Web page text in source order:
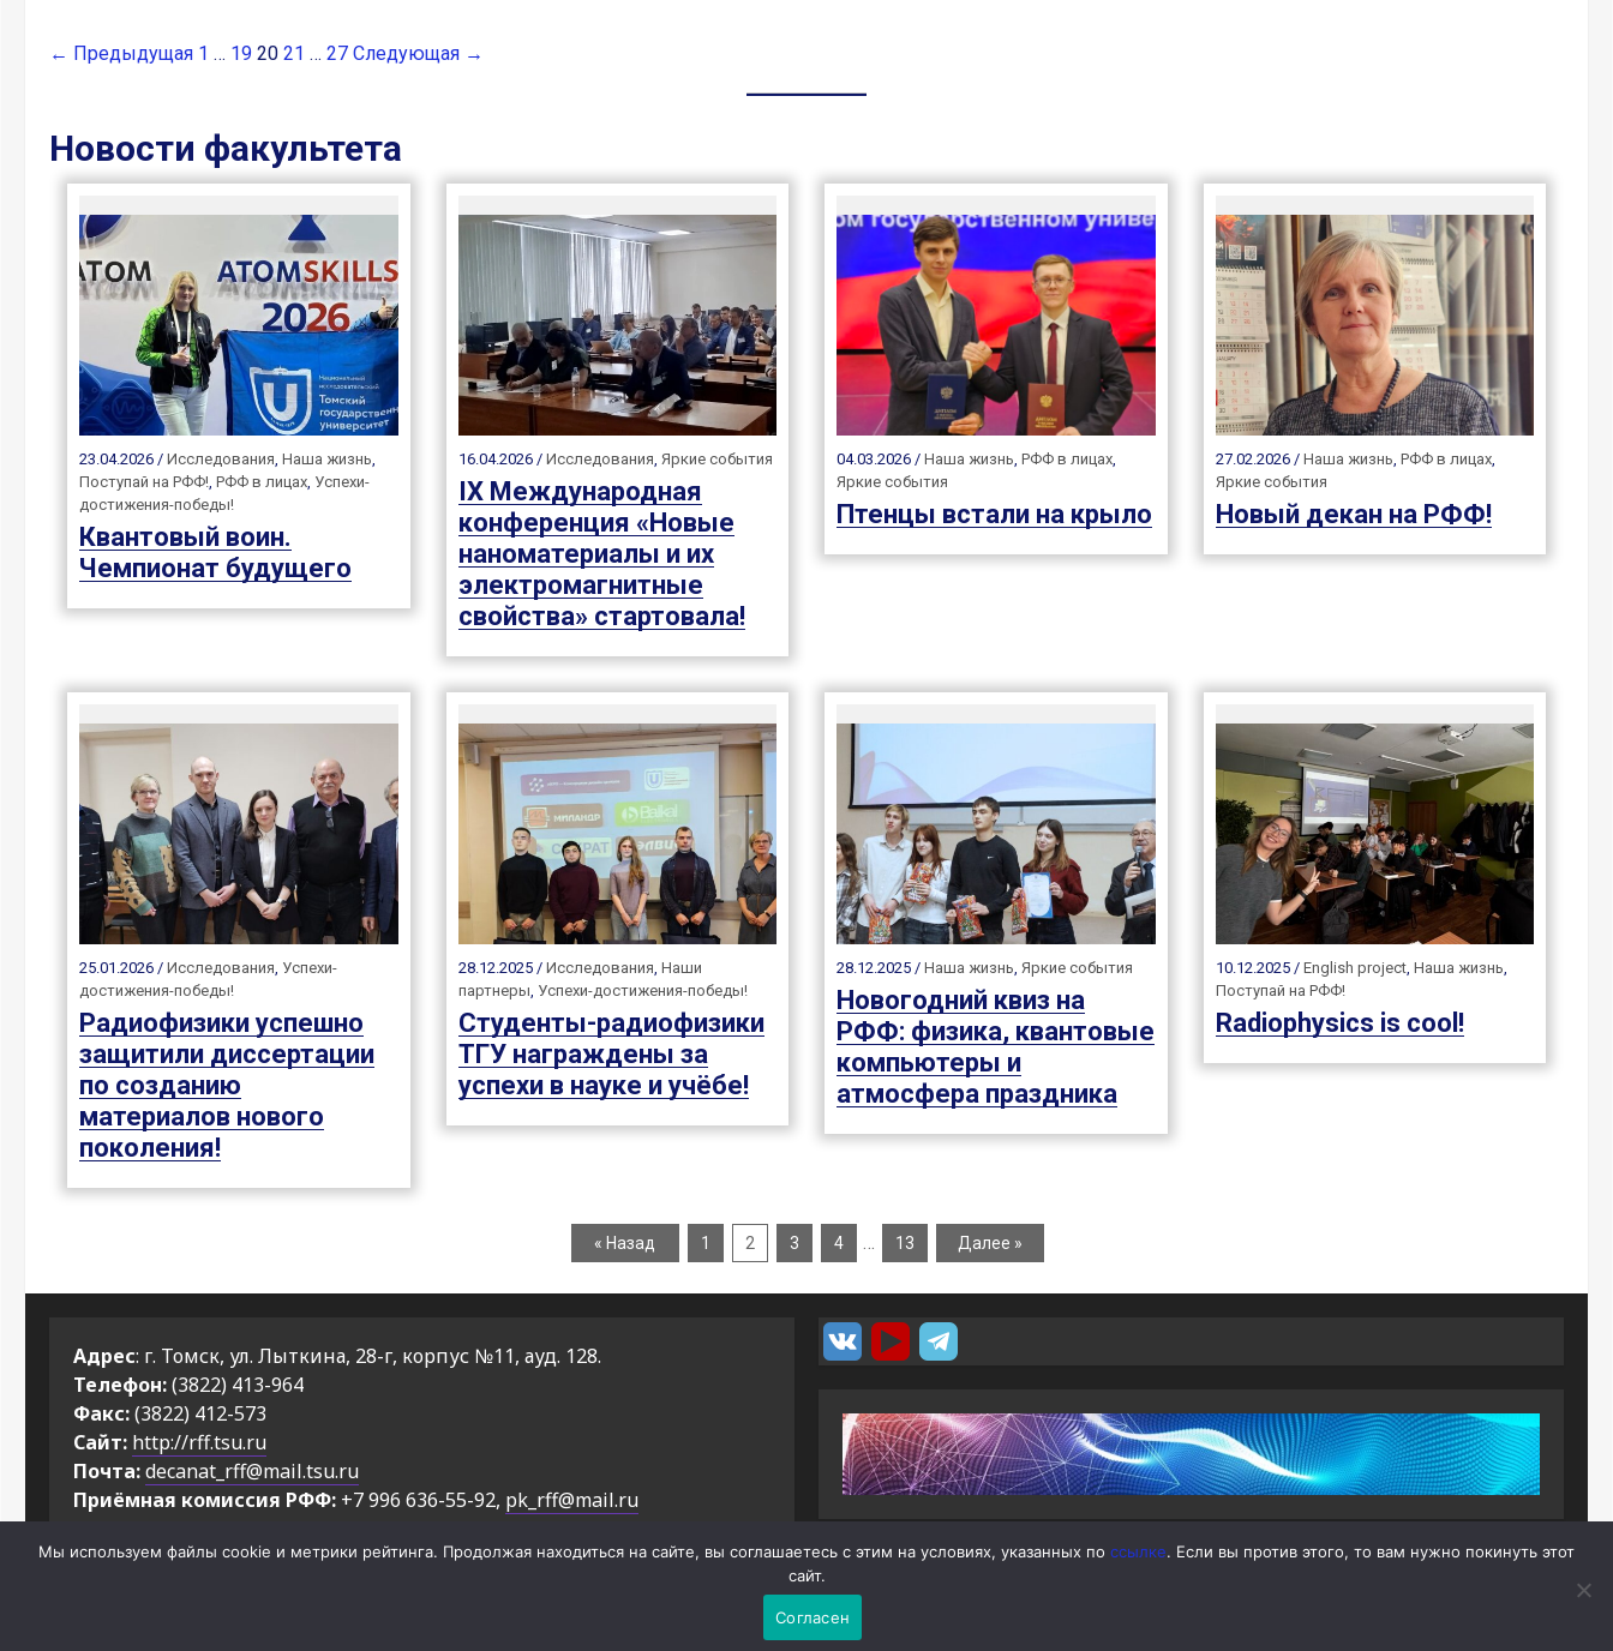
← Предыдущая 1 … 19 20 21 … 27 Следующая →
Новости факультета
23.04.2026 / Исследования, Наша жизнь,
Поступай на РФФ!, РФФ в лицах, Успехи-
достижения-победы!
Квантовый воин.
Чемпионат будущего
16.04.2026 / Исследования, Яркие события
IX Международная
конференция «Новые
наноматериалы и их
электромагнитные
свойства» стартовала!
04.03.2026 / Наша жизнь, РФФ в лицах,
Яркие события
Птенцы встали на крыло
27.02.2026 / Наша жизнь, РФФ в лицах,
Яркие события
Новый декан на РФФ!
25.01.2026 / Исследования, Успехи-
достижения-победы!
Радиофизики успешно
защитили диссертации
по созданию
материалов нового
поколения!
28.12.2025 / Исследования, Наши
партнеры, Успехи-достижения-победы!
Студенты-радиофизики
ТГУ награждены за
успехи в науке и учёбе!
28.12.2025 / Наша жизнь, Яркие события
Новогодний квиз на
РФФ: физика, квантовые
компьютеры и
атмосфера праздника
10.12.2025 / English project, Наша жизнь,
Поступай на РФФ!
Radiophysics is cool!
« Назад 1 2 3 4 … 13 Далее »
Адрес: г. Томск, ул. Лыткина, 28-г, корпус №11, ауд. 128.
Телефон:(3822) 413-964
Факс:(3822) 412-573
Сайт: http://rff.tsu.ru
Почта:decanat_rff@mail.tsu.ru
Приёмная комиссия РФФ: +7 996 636-55-92, pk_rff@mail.ru
Copyright © РФФ ТГУ
Мы используем файлы cookie и метрики рейтинга. Продолжая находиться на сайте, вы соглашаетесь с этим на условиях, указанных по ссылке. Если вы против этого, то вам нужно покинуть этот
сайт.
Согласен